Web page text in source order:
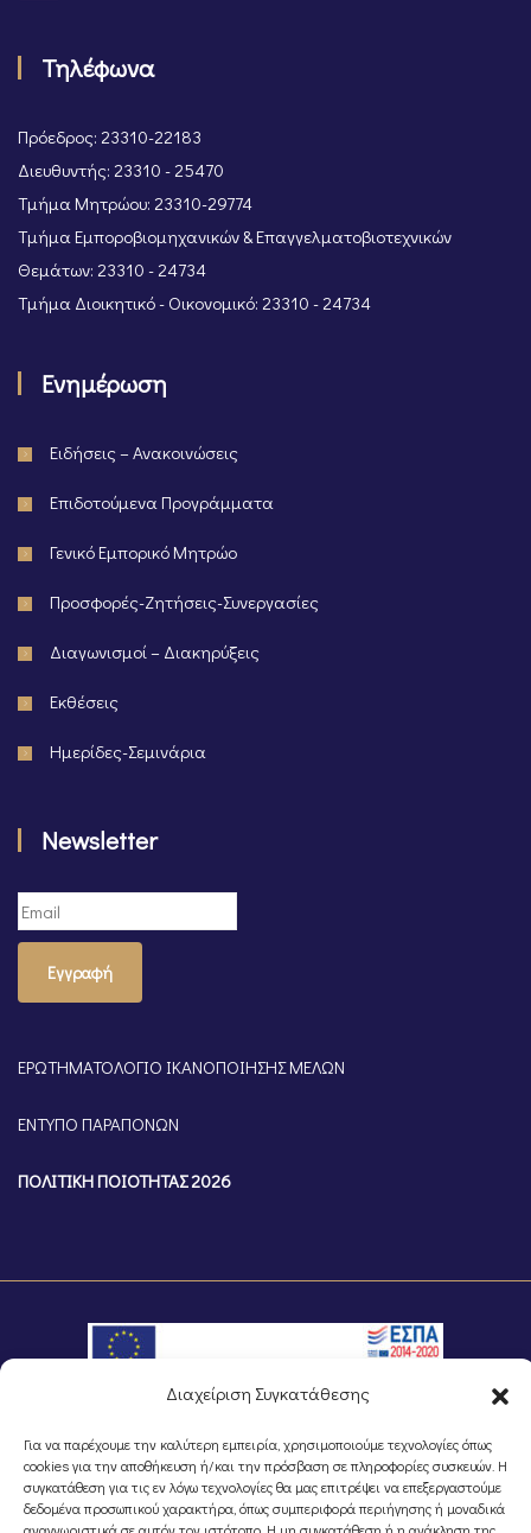
Διαχείριση Συγκατάθεσης
Για να παρέχουμε την καλύτερη εμπειρία, χρησιμοποιούμε τεχνολογίες όπως
cookies για την αποθήκευση ή/και την πρόσβαση σε πληροφορίες συσκευών. Η
συγκατάθεση για τις εν λόγω τεχνολογίες θα μας επιτρέψει να επεξεργαστούμε
δεδομένα προσωπικού χαρακτήρα, όπως συμπεριφορά περιήγησης ή μοναδικά
Τηλέφωνα
Πρόεδρος: 23310-22183
Διευθυντής: 23310 - 25470
Τμήμα Μητρώου: 23310-29774
Τμήμα Εμποροβιομηχανικών & Επαγγελματοβιοτεχνικών
Θεμάτων: 23310 - 24734
Τμήμα Διοικητικό - Οικονομικό: 23310 - 24734
Ενημέρωση
Ειδήσεις – Ανακοινώσεις
Επιδοτούμενα Προγράμματα
Γενικό Εμπορικό Μητρώο
Προσφορές-Ζητήσεις-Συνεργασίες
Διαγωνισμοί – Διακηρύξεις
Εκθέσεις
Ημερίδες-Σεμινάρια
Newsletter
Εγγραφή
ΕΡΩΤΗΜΑΤΟΛΟΓΙΟ ΙΚΑΝΟΠΟΙΗΣΗΣ ΜΕΛΩΝ
ΕΝΤΥΠΟ ΠΑΡΑΠΟΝΩΝ
ΠΟΛΙΤΙΚΗ ΠΟΙΟΤΗΤΑΣ 2026
©Portal Επιμελητηρίου Ημαθίας, Powered byKnowledge A.E.